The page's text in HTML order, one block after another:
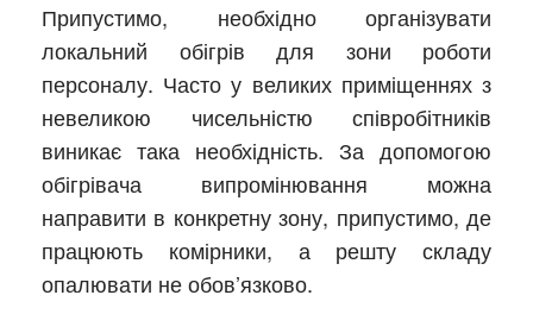
Припустимо, необхідно організувати
локальний обігрів для зони роботи
персоналу. Часто у великих приміщеннях з
невеликою чисельністю співробітників
виникає така необхідність. За допомогою
обігрівача випромінювання можна
направити в конкретну зону, припустимо, де
працюють комірники, а решту складу
опалювати не обов’язково.